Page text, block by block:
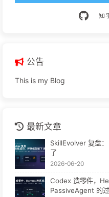
公告
This is my Blog
最新文章
SkillEvolver 复盘
了
2026-06-20
Codex 造零件，
PassiveAgent 的